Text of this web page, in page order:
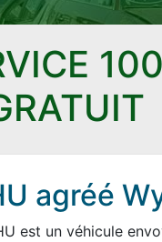
agréé
est un véhicule